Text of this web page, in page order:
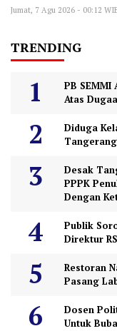
Jumat, 7 Agu 2026 - 00:12
TRENDING
PB
Atas
Diduga
Desak
PPPK
Dengan
Publik
Direktur
Restoran
Pasang
Dosen
Untuk